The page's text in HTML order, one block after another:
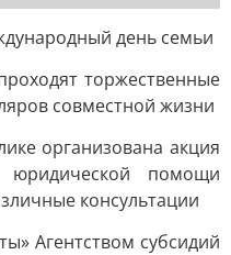
день семьи
торжественные
совместной жизни
организована акция
юридической помощи
консультации
Агентством субсидий